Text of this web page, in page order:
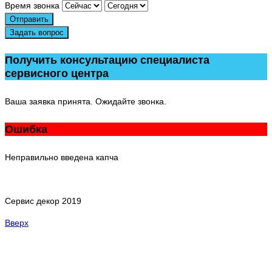
Время звонка
Отправить
Задать вопрос
Получить консультацию специалиста
сервисного центра
Ваша заявка принята. Ожидайте звонка.
Ошибка
Неправильно введена капча
Сервис декор 2019
Вверх